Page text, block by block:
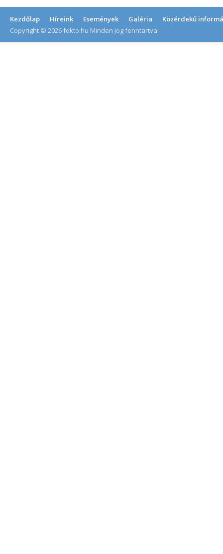
Kezdőlap Híreink Események Galéria
Közérdekű
Copyright © 2026 fokto.hu Minden jog fenntartva!